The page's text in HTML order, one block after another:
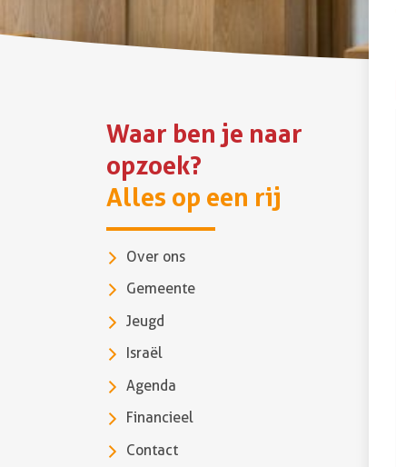
Waar ben je naar
opzoek?
Alles op een rij
Over ons
Gemeente
Jeugd
Israël
Agenda
Financieel
Contact